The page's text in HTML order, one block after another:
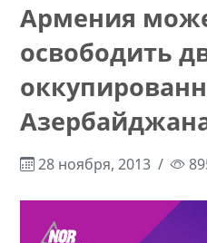
Армения
освободить
28 ноября, 2013